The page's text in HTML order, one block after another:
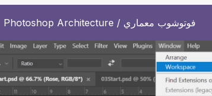
Photoshop Architecture / فوتوشوب معماري